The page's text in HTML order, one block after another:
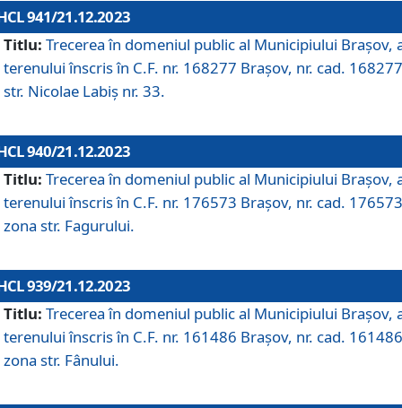
941/21.12.2023
Titlu: Trecerea în domeniul public al Municipiului Braşov,
terenului înscris în C.F. nr. 168277 Brașov, nr. cad.
str. Nicolae Labiș nr. 33.
940/21.12.2023
Titlu: Trecerea în domeniul public al Municipiului Braşov,
terenului înscris în C.F. nr. 176573 Brașov, nr. cad.
zona str. Fagurului.
939/21.12.2023
Titlu: Trecerea în domeniul public al Municipiului Braşov,
terenului înscris în C.F. nr. 161486 Brașov, nr. cad.
zona str. Fânului.